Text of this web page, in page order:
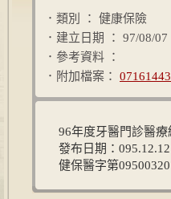
．類別 ： 健康保險
．建立日期 ： 97/08/07
．參考資料 ：
．附加檔案：
96年度牙醫門診醫
發布日期：
健保醫字第